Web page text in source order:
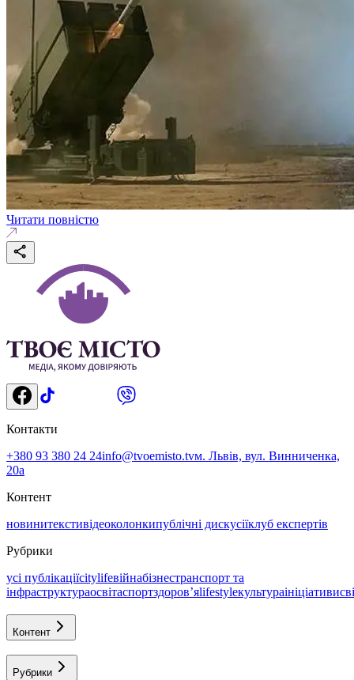
Читати повністю
Контакти
+380 93 380 24 24info@tvoemisto.tvм. Львів, вул. Винниченка,
20а
Контент
новинитекстивідеоколонкипублічні дискусіїклуб експертів
Рубрики
усі публікаціїcitylifeвійнабізнестранспорт та
інфраструктураосвітаспортздоровʼяlifestyleкультураініціативи
Контент
Рубрики